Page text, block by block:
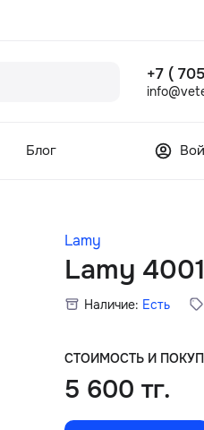
+7 (
Блог
Lamy
Lamy
Наличие: Есть
СТОИМОСТЬ И
5 600 тг.